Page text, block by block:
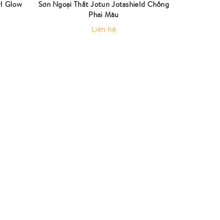
Glow
Sơn Ngoại Thất Jotun Jotashield Chống
Phai Màu
Liên hệ